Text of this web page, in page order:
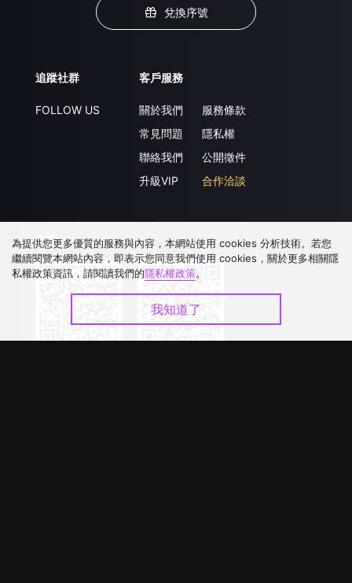
兌換序號
追蹤社群
FOLLOW US
客戶服務
關於我們
常見問題
聯絡我們
升級VIP
服務條款
隱私權
公開徵件
合作洽談
下載 APP
為提供您更多優質的服務與內容，本網站使用 cookies 分析技術。若您
繼續閱覽本網站內容，即表示您同意我們使用 cookies，關於更多相關隱
私權政策資訊，請閱讀我們的隱私權政策。
我知道了